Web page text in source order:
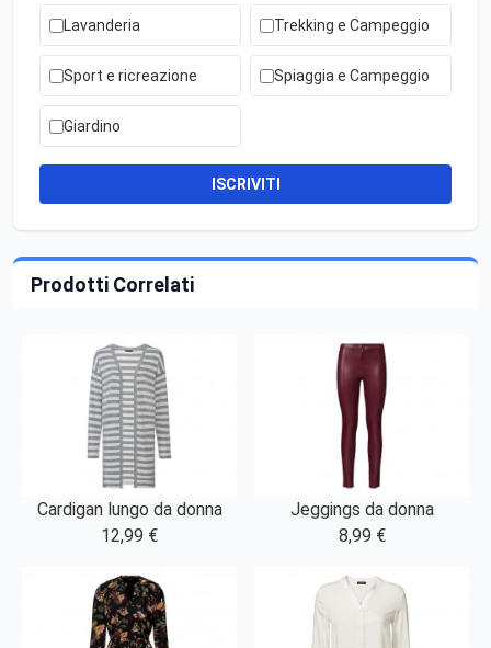
Lavanderia Trekking e Campeggio
Sport e ricreazione Spiaggia e Campeggio
Giardino
ISCRIVITI
Prodotti Correlati
Cardigan lungo da donna
12,99 €
Jeggings da donna
8,99 €